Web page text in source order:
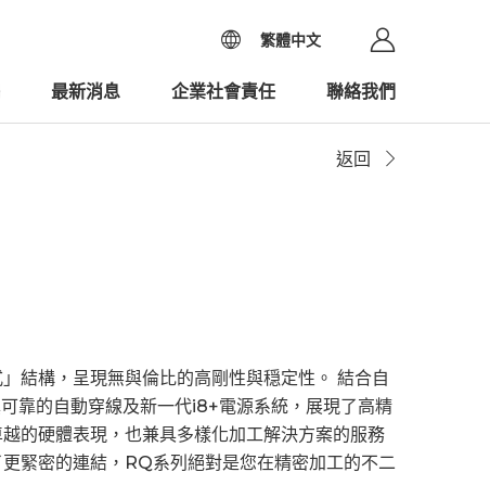
繁體中文
最新消息 企業社會責任 聯絡我們
返回
結構，呈現無與倫比的高剛性與穏定性。 結合自
靠的自動穿線及新一代i8+電源系統，展現了高精
的硬體表現，也兼具多樣化加工解決方案的服務
緊密的連結，RQ系列絕對是您在精密加工的不二